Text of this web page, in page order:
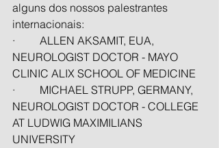
alguns dos nossos palestrantes
internacionais:
·         ALLEN AKSAMIT, EUA,
NEUROLOGIST DOCTOR - MAYO
CLINIC ALIX SCHOOL OF MEDICINE
·         MICHAEL STRUPP, GERMANY,
NEUROLOGIST DOCTOR - COLLEGE
AT LUDWIG MAXIMILIANS
UNIVERSITY